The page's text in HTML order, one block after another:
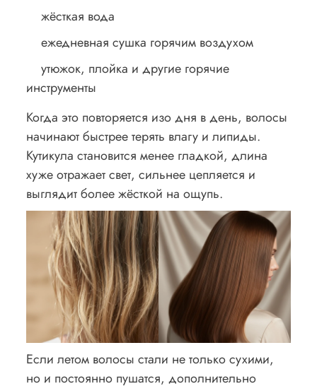
жёсткая вода
ежедневная сушка горячим воздухом
утюжок, плойка и другие горячие
инструменты
Когда это повторяется изо дня в день, волосы
начинают быстрее терять влагу и липиды.
Кутикула становится менее гладкой, длина
хуже отражает свет, сильнее цепляется и
выглядит более жёсткой на ощупь.
Если летом волосы стали не только сухими,
но и постоянно пушатся, дополнительно